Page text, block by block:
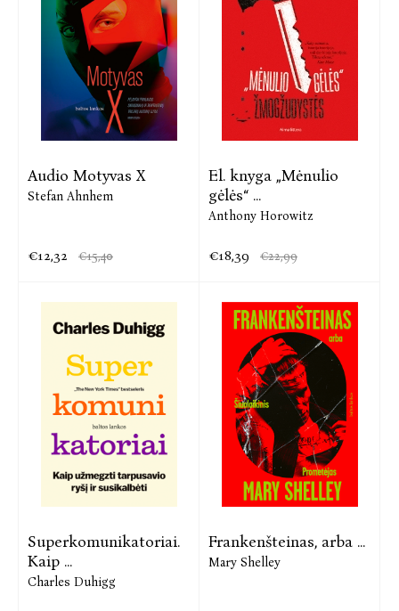
Audio Motyvas X
Stefan Ahnhem
€12,32 €15,40
El. knyga „Mėnulio
gėlės“ ...
Anthony Horowitz
€18,39 €22,99
Superkomunikatoriai.
Kaip ...
Charles Duhigg
Frankenšteinas, arba ...
Mary Shelley